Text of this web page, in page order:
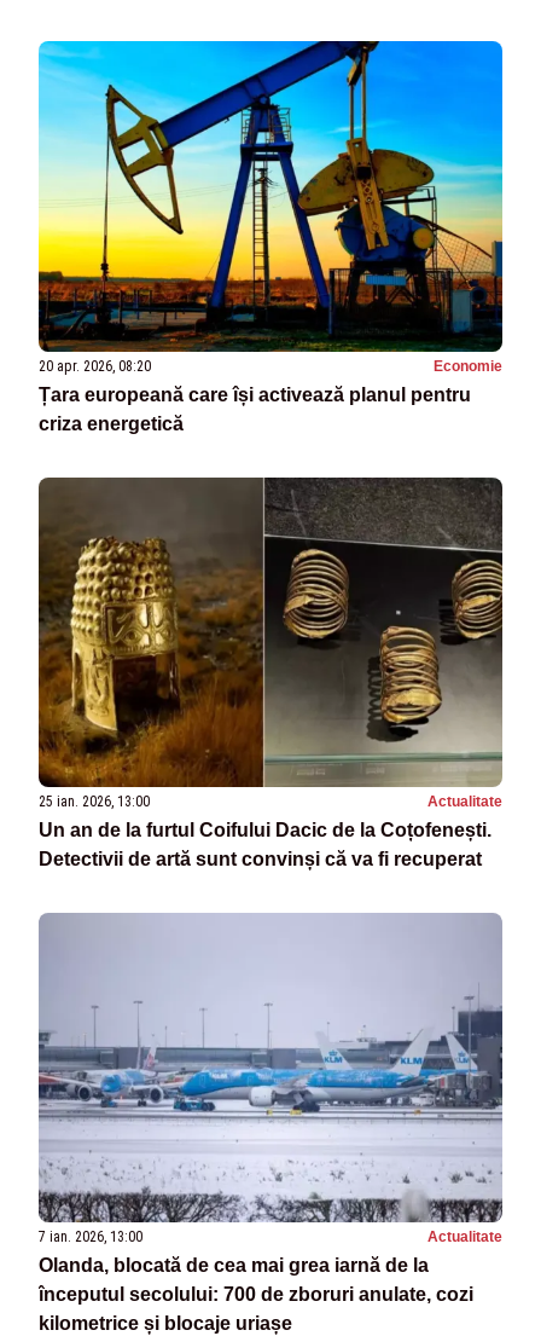
20 apr. 2026, 08:20 Economie
Țara europeană care își activează planul pentru
criza energetică
25 ian. 2026, 13:00 Actualitate
Un an de la furtul Coifului Dacic de la Coțofenești.
Detectivii de artă sunt convinși că va fi recuperat
7 ian. 2026, 13:00 Actualitate
Olanda, blocată de cea mai grea iarnă de la
începutul secolului: 700 de zboruri anulate, cozi
kilometrice și blocaje uriașe